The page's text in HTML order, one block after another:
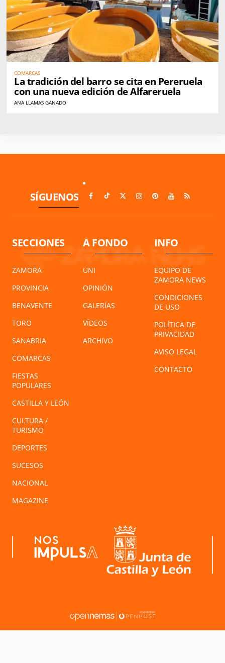
COMARCAS
La tradición del barro se cita en Pereruela
con una nueva edición de Alfareruela
ANA LLAMAS GANADO
SÍGUENOS
SECCIONES
ZAMORA
PROVINCIA
BENAVENTE
TORO
SANABRIA
COMARCAS
FIESTAS
POPULARES
CASTILLA Y LEÓN
CULTURA /
TURISMO
DEPORTES
SUCESOS
NACIONAL
MAGAZINE
A FONDO
UNI
OPINIÓN
GALERÍAS
VÍDEOS
ARCHIVO
INFO
EQUIPO DE
ZAMORA NEWS
CONDICIONES
DE USO
POLÍTICA DE
PRIVACIDAD
AVISO LEGAL
CONTACTO